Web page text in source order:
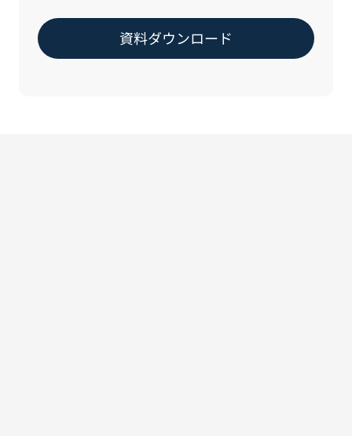
資料ダウンロード